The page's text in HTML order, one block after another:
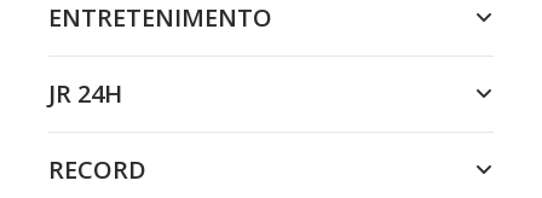
ENTRETENIMENTO
JR 24H
RECORD